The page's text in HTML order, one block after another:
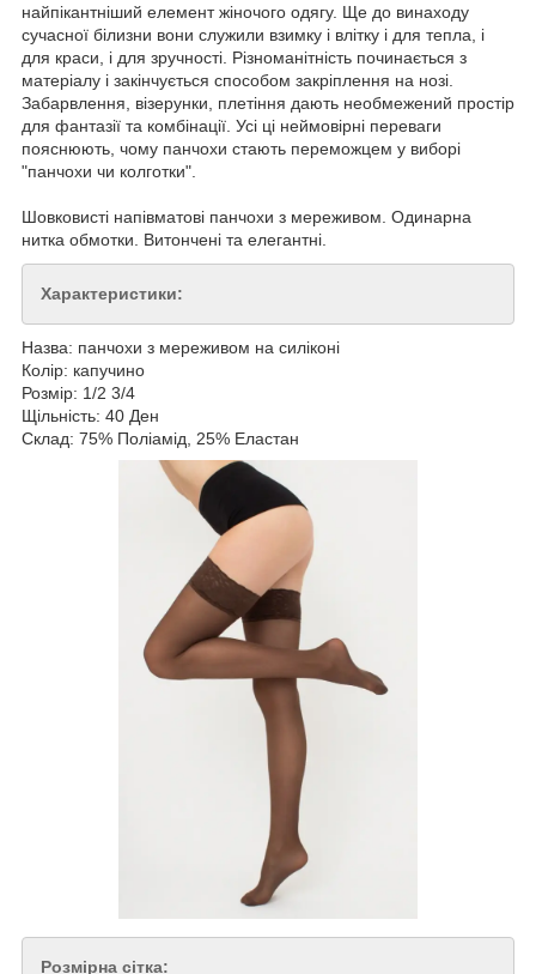
найпікантніший елемент жіночого одягу. Ще до винаходу
сучасної білизни вони служили взимку і влітку і для тепла, і
для краси, і для зручності. Різноманітність починається з
матеріалу і закінчується способом закріплення на нозі.
Забарвлення, візерунки, плетіння дають необмежений простір
для фантазії та комбінації. Усі ці неймовірні переваги
пояснюють, чому панчохи стають переможцем у виборі
"панчохи чи колготки".
Шовковисті напівматові панчохи з мереживом. Одинарна
нитка обмотки. Витончені та елегантні.
Характеристики:
Назва: панчохи з мереживом на силіконі
Колір: капучино
Розмір: 1/2 3/4
Щільність: 40 Ден
Склад: 75% Поліамід, 25% Еластан
Розмірна сітка: